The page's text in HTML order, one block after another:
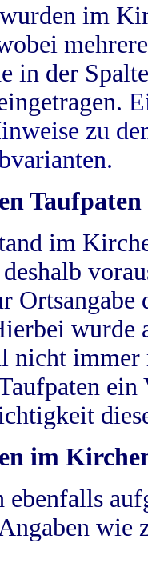
im
in der
zu
Taufpaten
im
wurde
nicht
im
wie